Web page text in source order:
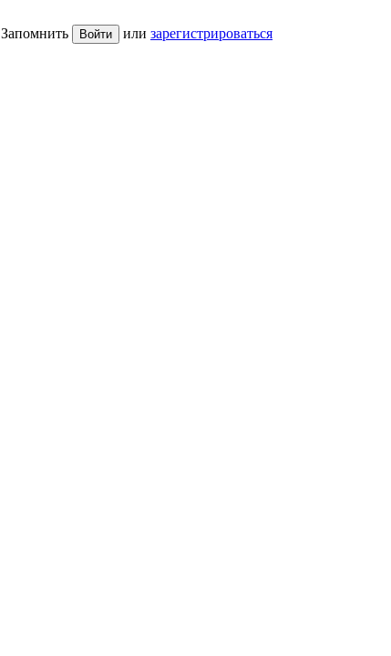
Запомнить
Войти или зарегистрироваться